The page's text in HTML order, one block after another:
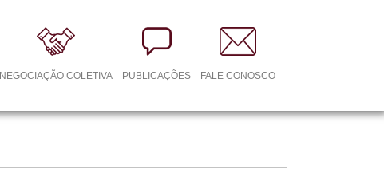
NEGOCIAÇÃO COLETIVA PUBLICAÇÕES FALE CONOSCO